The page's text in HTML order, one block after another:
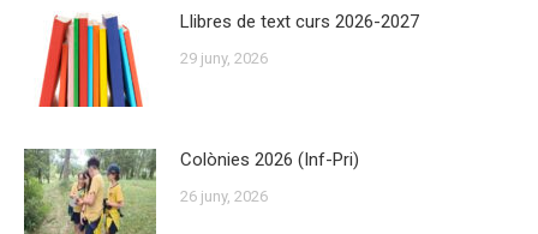
Llibres de text curs 2026-2027
29 juny, 2026
Colònies 2026 (Inf-Pri)
26 juny, 2026